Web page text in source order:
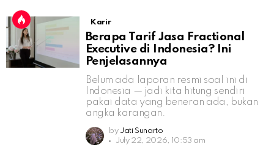
Karir
Berapa Tarif Jasa Fractional
Executive di Indonesia? Ini
Penjelasannya
Belum ada laporan resmi soal ini di
Indonesia — jadi kita hitung sendiri
pakai data yang beneran ada, bukan
angka karangan.
by Jati Sunarto
July 22, 2026, 10:53 am